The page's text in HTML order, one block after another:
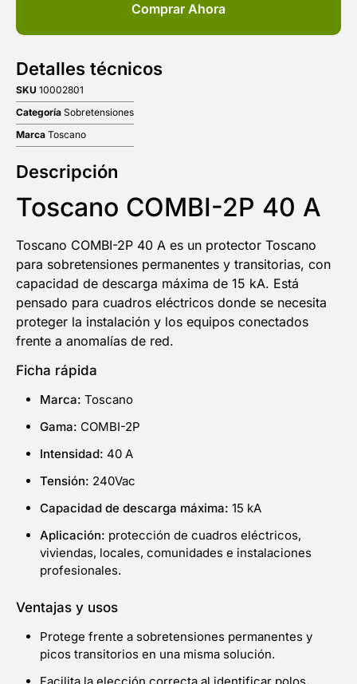
Comprar Ahora
Detalles técnicos
SKU 10002801
Categoría Sobretensiones
Marca Toscano
Descripción
Toscano COMBI-2P 40 A
Toscano COMBI-2P 40 A es un protector Toscano
para sobretensiones permanentes y transitorias, con
capacidad de descarga máxima de 15 kA. Está
pensado para cuadros eléctricos donde se necesita
proteger la instalación y los equipos conectados
frente a anomalías de red.
Ficha rápida
Marca: Toscano
Gama: COMBI-2P
Intensidad: 40 A
Tensión: 240Vac
Capacidad de descarga máxima: 15 kA
Aplicación: protección de cuadros eléctricos,
viviendas, locales, comunidades e instalaciones
profesionales.
Ventajas y usos
Protege frente a sobretensiones permanentes y
picos transitorios en una misma solución.